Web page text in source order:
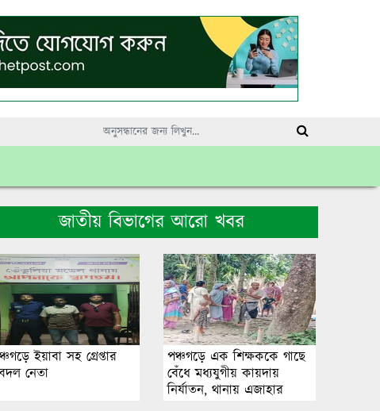
জাতীয় বিভাগের আরো খবর
ইয়াবা সহ গ্রেপ্তার
নেতা
পঞ্চগড়ে এক শিক্ষককে গাছে
বেঁধে মধ্যযুগীয় কায়দায়
নির্যাতন, থানায় এজাহার